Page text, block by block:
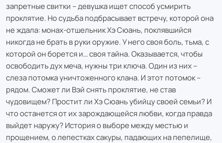
запретные свитки – девушка ищет способ усмирить
проклятие. Но судьба подбрасывает встречу, которой она
не ждала: монах-отшельник Хэ Сюань, поклявшийся
никогда не брать в руки оружие. У него своя боль, тьма, с
которой он борется и… своя тайна. Оказывается, чтобы
освободить дух меча, нужны три ключа. Один из них –
слеза потомка уничтоженного клана. И этот потомок –
рядом. Сможет ли Вэй снять проклятие, не став
чудовищем? Простит ли Хэ Сюань убийцу своей семьи? И
что останется от их зарождающейся любви, когда правда
выйдет наружу? История о выборе между местью и
прощением, о лепестках сакуры, падающих на пепелище,